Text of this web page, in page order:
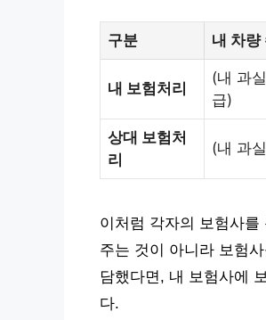
구분 내 차량
내 보험처리
(내 과
급)
상대 보험처
리
(내 과
이처럼 각자의 보험사
주는 것이 아니라 보험
담했다면, 내 보험사에
다.